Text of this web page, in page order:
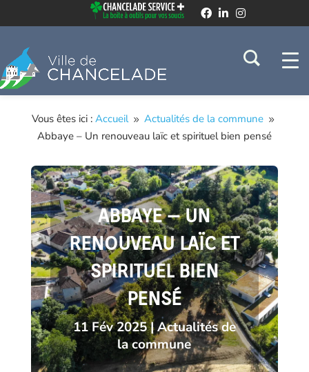
Vous êtes ici :Accueil 9 Actualités de la commune 9
Abbaye – Un renouveau laïc et spirituel bien pensé
ABBAYE – UN
RENOUVEAU LAÏC ET
SPIRITUEL BIEN
PENSÉ
11 Fév 2025|Actualités de
la commune